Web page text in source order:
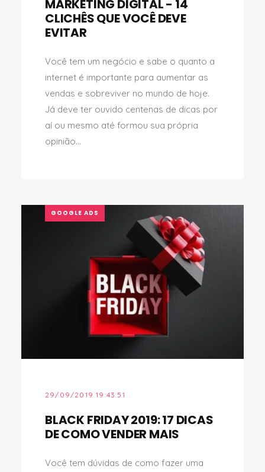
MARKETING DIGITAL - 14
CLICHÊS QUE VOCÊ DEVE
EVITAR
Você tem um negócio e sabe o quanto a
internet é importante para aumentar as
vendas e sobreviver no mundo de hoje.
Já deve ter ouvido centenas de dicas por
aí ou mesmo até formou sua própria
opinião...
GOOGLE ADS
29/09/2019 19:43:51
BLACK FRIDAY 2019: 17 DICAS
DE COMO VENDER MAIS
Você tem dúvidas de como fazer uma